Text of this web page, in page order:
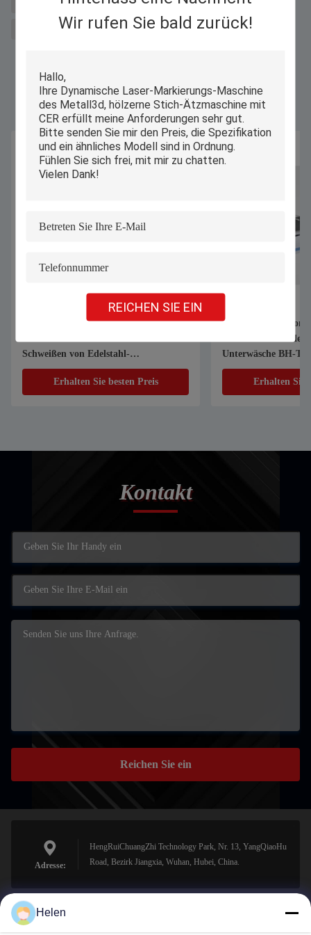
Wir rufen Sie bald zurück!
REICHEN SIE EIN
Maschine zum Laserschneiden von Metallen für Salz Faserlaserschneider
Faserlaserbeschriftungsmaschine
Ähnliche Produkte
1070nm 1000W 1500W Handheld
Schweißen von Edelstahl-
Aluminiumlegierung galvanisierten
Erhalten Sie besten Preis
Automatischer
Industrie-Schneider
Unterwäsche BH-T-
Stoff Textil
Schneidmaschine
Erhalten Sie
Kontakt
Reichen Sie ein
Adresse:
HengRuiChuangZhi Technology Park, Nr. 13, YangQiaoHu
Road, Bezirk Jiangxia, Wuhan, Hubei, China.
Helen